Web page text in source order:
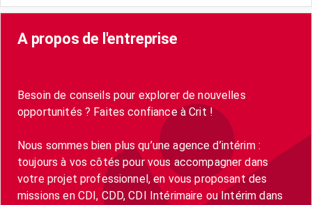
A propos de l'entreprise
Besoin de conseils pour explorer de nouvelles
opportunités ? Faites confiance à Crit !
Nous sommes bien plus qu’une agence d’intérim :
toujours à vos côtés pour vous accompagner dans
votre projet professionnel, en vous proposant des
missions en CDI, CDD, CDI Intérimaire ou Intérim dans